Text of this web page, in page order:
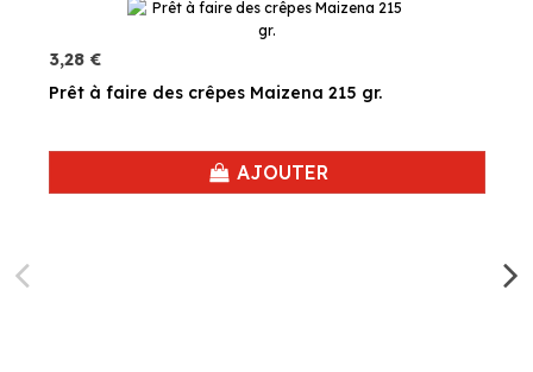
3,28 €
Prêt à faire des crêpes Maizena 215 gr.
AJOUTER